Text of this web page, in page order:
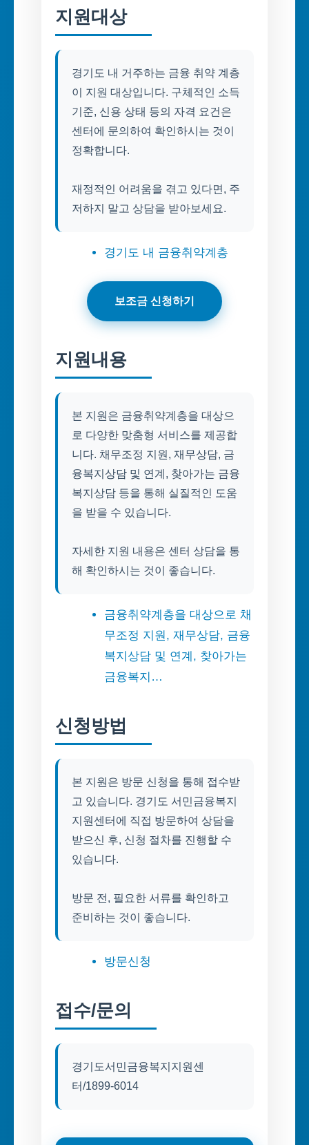
지원대상
경기도 내 거주하는 금융 취약 계층
이 지원 대상입니다. 구체적인 소득
기준, 신용 상태 등의 자격 요건은
센터에 문의하여 확인하시는 것이
정확합니다.
재정적인 어려움을 겪고 있다면, 주
저하지 말고 상담을 받아보세요.
경기도 내 금융취약계층
보조금 신청하기
지원내용
본 지원은 금융취약계층을 대상으
로 다양한 맞춤형 서비스를 제공합
니다. 채무조정 지원, 재무상담, 금
융복지상담 및 연계, 찾아가는 금융
복지상담 등을 통해 실질적인 도움
을 받을 수 있습니다.
자세한 지원 내용은 센터 상담을 통
해 확인하시는 것이 좋습니다.
금융취약계층을 대상으로 채
무조정 지원, 재무상담, 금융
복지상담 및 연계, 찾아가는
금융복지…
신청방법
본 지원은 방문 신청을 통해 접수받
고 있습니다. 경기도 서민금융복지
지원센터에 직접 방문하여 상담을
받으신 후, 신청 절차를 진행할 수
있습니다.
방문 전, 필요한 서류를 확인하고
준비하는 것이 좋습니다.
방문신청
접수/문의
경기도서민금융복지지원센
터/1899-6014